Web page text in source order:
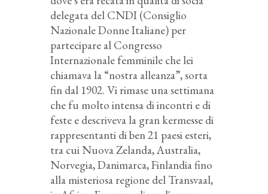
delegata del CNDI (Consiglio
Nazionale Donne Italiane) per
partecipare al Congresso
Internazionale femminile che lei
chiamava la “nostra alleanza”, sorta
fin dal 1902. Vi rimase una settimana
che fu molto intensa di incontri e di
feste e descriveva la gran kermesse di
rappresentanti di ben 21 paesi esteri,
tra cui Nuova Zelanda, Australia,
Norvegia, Danimarca, Finlandia fino
alla misteriosa regione del Transvaal,